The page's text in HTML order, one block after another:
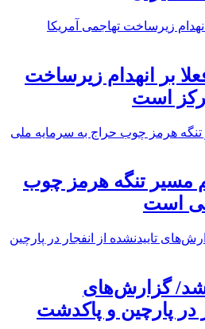
بر انهدام زیرساخت
است
مسیر تنگه هرمز چوب
است
شد/ گزارش‌های
در پارچین و پاکدشت